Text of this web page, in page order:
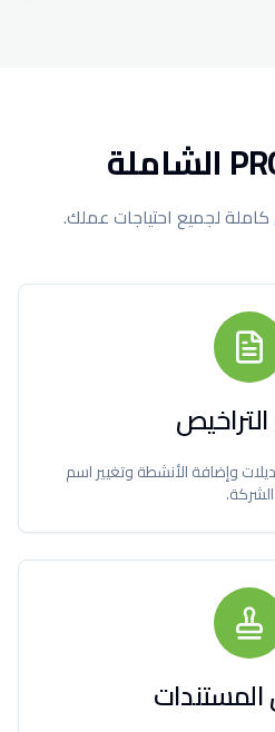
لجميع احتياجات عملك.
التراخيص
وإضافة الأنشطة وتغيير اسم
الشركة.